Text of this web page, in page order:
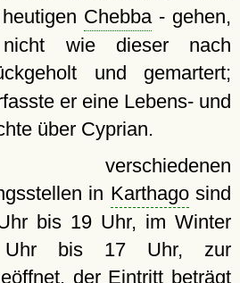
Chebba- gehen,
wie dieser nach
und gemartert;
er eine Lebens- und
über Cyprian.
in Karthagosind
bis 19 Uhr, im Winter
bis 17 Uhr, zur
der Eintritt beträgt